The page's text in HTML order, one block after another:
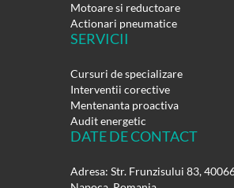
Motoare si reductoare
Actionari pneumatice
SERVICII
Cursuri de specializare
Interventii corective
Mentenanta proactiva
Audit energetic
DATE DE CONTACT
Adresa: Str. Frunzisului 83,